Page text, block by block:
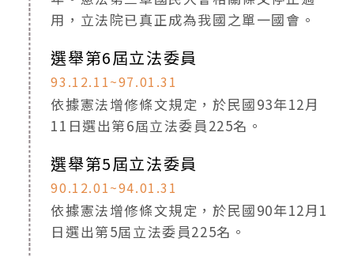
用，立法院已真正成為我國之單一國會。
選舉第6屆立法委員
93.12.11~97.01.31
依據憲法增修條文規定，於民國93年12月
11日選出第6屆立法委員225名。
選舉第5屆立法委員
90.12.01~94.01.31
依據憲法增修條文規定，於民國90年12月1
日選出第5屆立法委員225名。